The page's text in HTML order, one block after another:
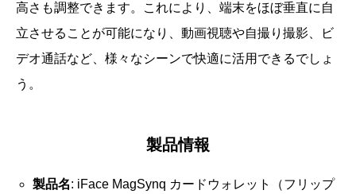
高さも調整できます。これにより、端末をほぼ垂直に自
立させることが可能になり、動画視聴や自撮り撮影、ビ
デオ通話など、様々なシーンで快適に活用できるでしょ
う。
製品情報
製品名: iFace MagSynq カードウォレット（フリップ